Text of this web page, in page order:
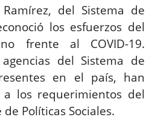
del Sistema de
los esfuerzos del
frente al COVID-19.
del Sistema de
en el país, han
a los requerimientos del
Políticas Sociales.